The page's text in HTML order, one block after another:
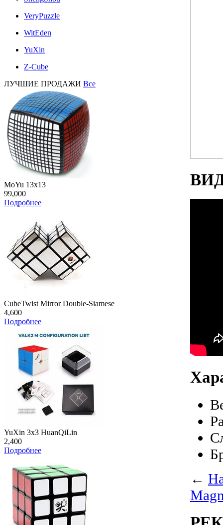
VeryPuzzle
WitEden
YuXin
Z-Cube
ЛУЧШИЕ ПРОДАЖИ Все
MoYu 13x13
99,000
Подробнее
CubeTwist Mirror Double-Siamese
4,600
Подробнее
YuXin 3x3 HuanQiLin
2,400
Подробнее
←